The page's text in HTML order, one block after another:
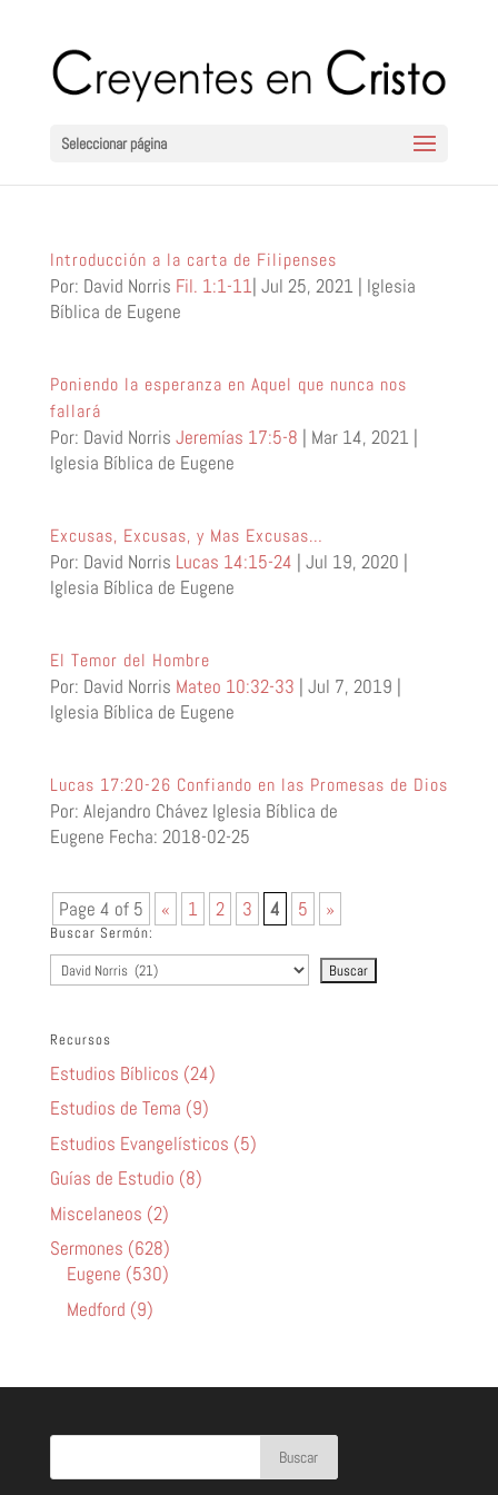
Seleccionar página
Introducción a la carta de Filipenses
Por: David Norris Fil. 1:1-11| Jul 25, 2021 | Iglesia
Bíblica de Eugene
Poniendo la esperanza en Aquel que nunca nos
fallará
Por: David Norris Jeremías 17:5-8 | Mar 14, 2021 |
Iglesia Bíblica de Eugene
Excusas, Excusas, y Mas Excusas…
Por: David Norris Lucas 14:15-24 | Jul 19, 2020 |
Iglesia Bíblica de Eugene
El Temor del Hombre
Por: David Norris Mateo 10:32-33 | Jul 7, 2019 |
Iglesia Bíblica de Eugene
Lucas 17:20-26 Confiando en las Promesas de Dios
Por: Alejandro Chávez Iglesia Bíblica de
Eugene Fecha: 2018-02-25
Page 4 of 5 « 1 2 3 4 5 »
Buscar Sermón:
Recursos
Estudios Bíblicos (24)
Estudios de Tema (9)
Estudios Evangelísticos (5)
Guías de Estudio (8)
Miscelaneos (2)
Sermones (628)
Eugene (530)
Medford (9)
Buscar